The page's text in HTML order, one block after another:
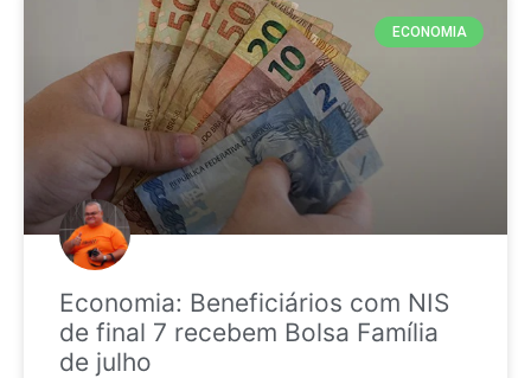
ECONOMIA
Economia: Beneficiários com NIS
de final 7 recebem Bolsa Família
de julho